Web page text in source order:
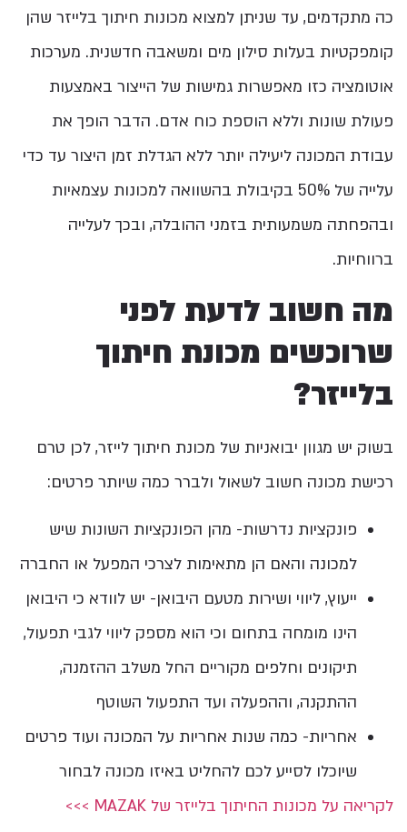
כה מתקדמים, עד שניתן למצוא מכונות חיתוך בלייזר שהן
קומפקטיות בעלות סילון מים ומשאבה חדשנית. מערכות
אוטומציה כזו מאפשרות גמישות של הייצור באמצעות
פעולת שונות וללא הוספת כוח אדם. הדבר הופך את
עבודת המכונה ליעילה יותר ללא הגדלת זמן היצור עד כדי
עלייה של 50% בקיבולת בהשוואה למכונות עצמאיות
ובהפחתה משמעותית בזמני ההובלה, ובכך לעלייה
ברווחיות.
מה חשוב לדעת לפני
שרוכשים מכונת חיתוך
בלייזר?
בשוק יש מגוון יבואניות של מכונת חיתוך לייזר, לכן טרם
רכישת מכונה חשוב לשאול ולברר כמה שיותר פרטים:
פונקציות נדרשות- מהן הפונקציות השונות שיש
למכונה והאם הן מתאימות לצרכי המפעל או החברה
ייעוץ, ליווי ושירות מטעם היבואן- יש לוודא כי היבואן
הינו מומחה בתחום וכי הוא מספק ליווי לגבי תפעול,
תיקונים וחלפים מקוריים החל משלב ההזמנה,
ההתקנה, וההפעלה ועד התפעול השוטף
אחריות- כמה שנות אחריות על המכונה ועוד פרטים
שיוכלו לסייע לכם להחליט באיזו מכונה לבחור
לקריאה על מכונות החיתוך בלייזר של MAZAK >>>